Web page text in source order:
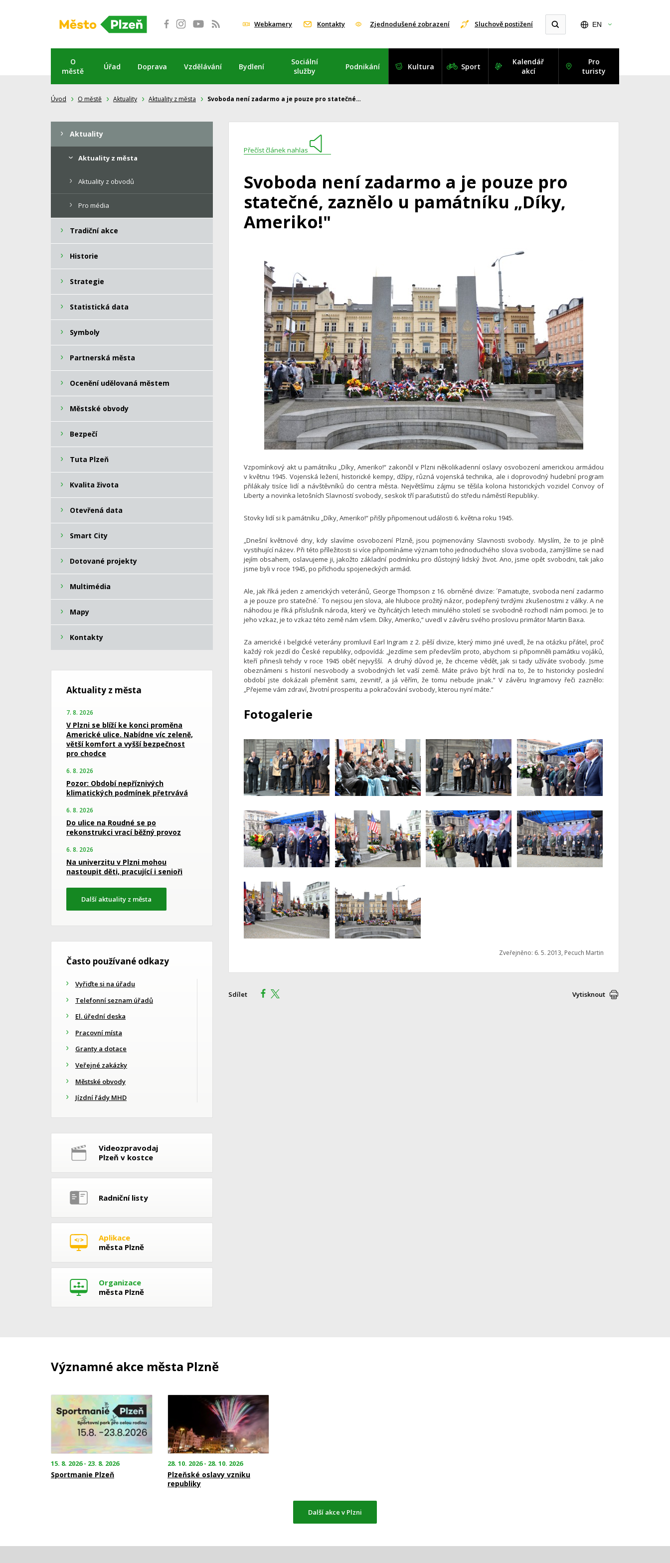
Webkamery Kontakty Zjednodušené zobrazení Sluchově postižení EN
O
městě
Úřad Doprava Vzdělávání Bydlení
Sociální
služby
Podnikání Kultura Sport
Kalendář
akcí
Pro
turisty
Úvod O městě Aktuality Aktuality z města Svoboda není zadarmo a je pouze pro statečné…
Přečíst článek nahlas
Svoboda není zadarmo a je pouze pro
statečné, zaznělo u památníku „Díky,
Ameriko!"
Vzpomínkový akt u památníku „Díky, Ameriko!“ zakončil v Plzni několikadenní oslavy osvobození americkou armádou
v květnu 1945. Vojenská ležení, historické kempy, džípy, různá vojenská technika, ale i doprovodný hudební program
přilákaly tisíce lidí a návštěvníků do centra města. Největšímu zájmu se těšila kolona historických vozidel Convoy of
Liberty a novinka letošních Slavností svobody, seskok tří parašutistů do středu náměstí Republiky.
Stovky lidí si k památníku „Díky, Ameriko!“ přišly připomenout události 6. května roku 1945.
„Dnešní květnové dny, kdy slavíme osvobození Plzně, jsou pojmenovány Slavnosti svobody. Myslím, že to je plně
vystihující název. Při této příležitosti si více připomínáme význam toho jednoduchého slova svoboda, zamýšlíme se nad
jejím obsahem, oslavujeme ji, jakožto základní podmínku pro důstojný lidský život. Ano, jsme opět svobodni, tak jako
jsme byli v roce 1945, po příchodu spojeneckých armád.
Ale, jak říká jeden z amerických veteránů, George Thompson z 16. obrněné divize: ´Pamatujte, svoboda není zadarmo
a je pouze pro statečné.´ To nejsou jen slova, ale hluboce prožitý názor, podepřený tvrdými zkušenostmi z války. A ne
náhodou je říká příslušník národa, který ve čtyřicátých letech minulého století se svobodně rozhodl nám pomoci. Je to
jeho vzkaz, je to vzkaz této země nám všem. Díky, Ameriko,“ uvedl v závěru svého proslovu primátor Martin Baxa.
Za americké i belgické veterány promluvil Earl Ingram z 2. pěší divize, který mimo jiné uvedl, že na otázku přátel, proč
každý rok jezdí do České republiky, odpovídá: „Jezdíme sem především proto, abychom si připomněli památku vojáků,
kteří přinesli tehdy v roce 1945 oběť nejvyšší. A druhý důvod je, že chceme vědět, jak si tady užíváte svobody. Jsme
obeznámeni s historií nesvobody a svobodných let vaší země. Máte právo být hrdí na to, že to historicky poslední
období jste dokázali přeměnit sami, zevnitř, a já věřím, že tomu nebude jinak.“ V závěru Ingramovy řeči zaznělo:
„Přejeme vám zdraví, životní prosperitu a pokračování svobody, kterou nyní máte.“
Fotogalerie
Zveřejněno: 6. 5. 2013, Pecuch Martin
Sdílet Vytisknout
Aktuality
Aktuality z města
Aktuality z obvodů
Pro média
Tradiční akce
Historie
Strategie
Statistická data
Symboly
Partnerská města
Ocenění udělovaná městem
Městské obvody
Bezpečí
Tuta Plzeň
Kvalita života
Otevřená data
Smart City
Dotované projekty
Multimédia
Mapy
Kontakty
Aktuality z města
7. 8. 2026
V Plzni se blíží ke konci proměna
Americké ulice. Nabídne víc zeleně,
větší komfort a vyšší bezpečnost
pro chodce
6. 8. 2026
Pozor: Období nepříznivých
klimatických podmínek přetrvává
6. 8. 2026
Do ulice na Roudné se po
rekonstrukci vrací běžný provoz
6. 8. 2026
Na univerzitu v Plzni mohou
nastoupit děti, pracující i senioři
Další aktuality z města
Často používané odkazy
Vyřiďte si na úřadu
Telefonní seznam úřadů
El. úřední deska
Pracovní místa
Granty a dotace
Veřejné zakázky
Městské obvody
Jízdní řády MHD
Videozpravodaj
Plzeň v kostce
Radniční listy
Aplikace
města Plzně
Organizace
města Plzně
Významné akce města Plzně
15. 8. 2026 - 23. 8. 2026
Sportmanie Plzeň
28. 10. 2026 - 28. 10. 2026
Plzeňské oslavy vzniku
republiky
Další akce v Plzni